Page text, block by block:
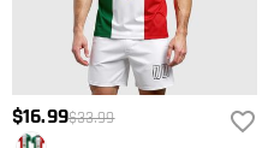
$16.99$33.99